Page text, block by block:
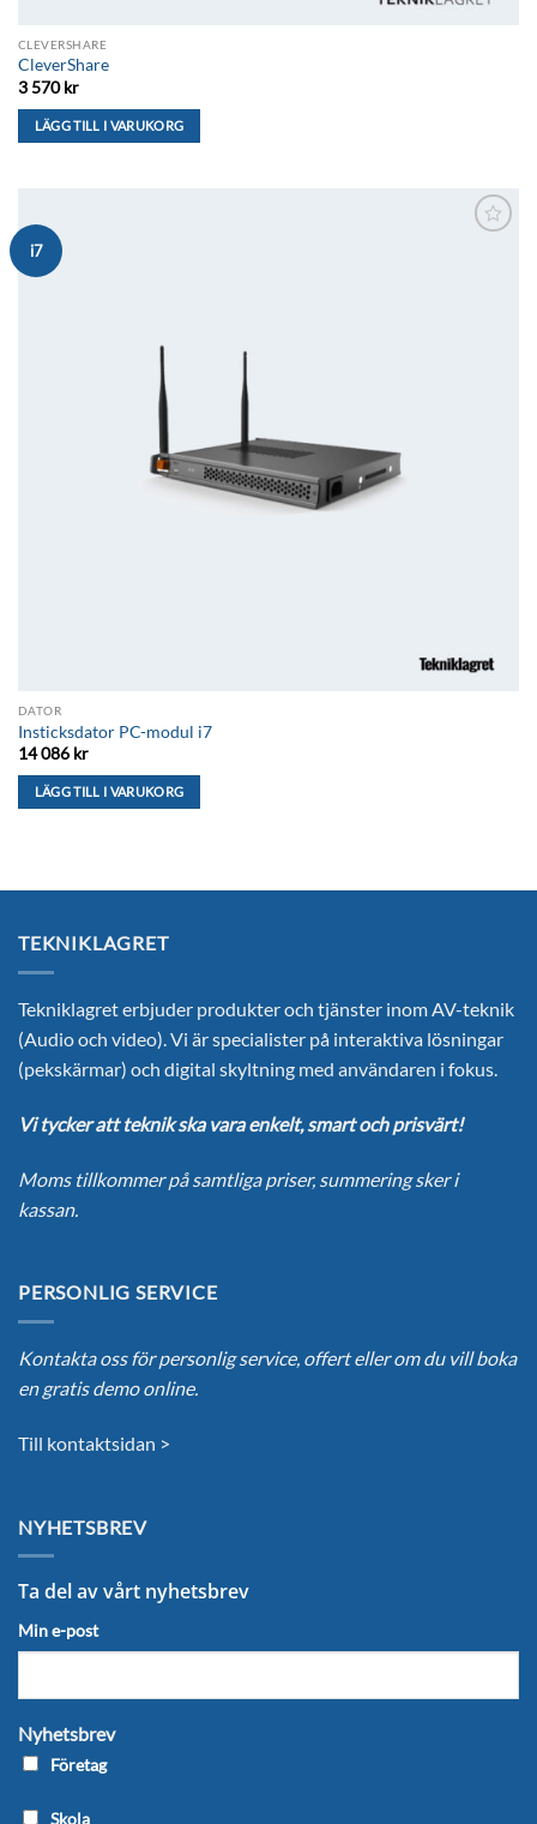
CLEVERSHARE
CleverShare
3 570kr
LÄGG TILL I VARUKORG
i7
DATOR
Insticksdator PC-modul i7
14 086 kr
LÄGG TILL I VARUKORG
TEKNIKLAGRET
Tekniklagret erbjuder produkter och tjänster inom AV-teknik
(Audio och video). Vi är specialister på interaktiva lösningar
(pekskärmar) och digital skyltning med användaren i fokus.
Vi tycker att teknik ska vara enkelt, smart och prisvärt!
Moms tillkommer på samtliga priser, summering sker i
kassan.
PERSONLIG SERVICE
Kontakta oss för personlig service, offert eller om du vill boka
en gratis demo online.
Till kontaktsidan >
NYHETSBREV
Ta del av vårt nyhetsbrev
Min e-post
Nyhetsbrev
Företag
Skola